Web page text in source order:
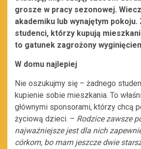
grosze w pracy sezonowej.
akademiku lub wynajętym pokoju.
studenci, którzy kupują
to gatunek zagrożony
W domu najlepiej
Nie oszukujmy się – żadnego
kupienie sobie mieszkania. To
głównymi sponsorami, którzy chcą
życiową dzieci. – Rodzice zawsze
najważniejsze jest dla nich
córkom, bo mam jeszcze dwie